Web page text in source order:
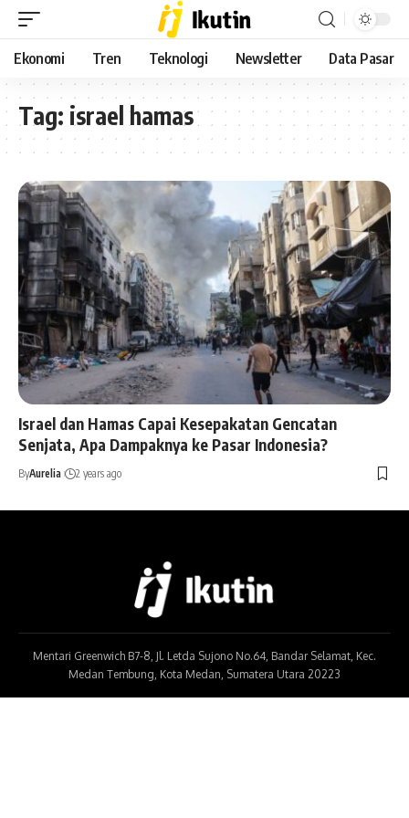
Ekonomi Tren Teknologi Newsletter Data Pasar
Tag: israel hamas
Israel dan Hamas Capai Kesepakatan Gencatan
Senjata, Apa Dampaknya ke Pasar Indonesia?
ByAurelia 2 years ago
Mentari Greenwich B7-8, Jl. Letda Sujono No.64, Bandar Selamat, Kec.
Medan Tembung, Kota Medan, Sumatera Utara 20223